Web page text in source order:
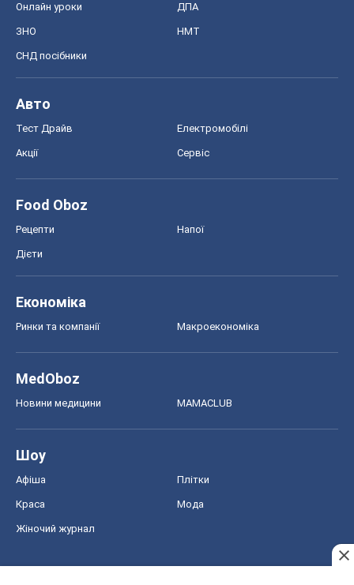
Онлайн уроки ДПА
ЗНО НМТ
СНД посібники
Авто
Тест Драйв Електромобілі
Акції Сервіс
Food Oboz
Рецепти Напої
Дієти
Економіка
Ринки та компанії Макроекономіка
MedOboz
Новини медицини MAMACLUB
Шоу
Афіша Плітки
Краса Мода
Жіночий журнал